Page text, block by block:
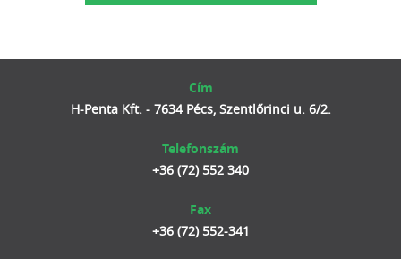
Cím
H-Penta Kft. - 7634 Pécs, Szentlőrinci u. 6/2.
Telefonszám
+36 (72) 552 340
Fax
+36 (72) 552-341